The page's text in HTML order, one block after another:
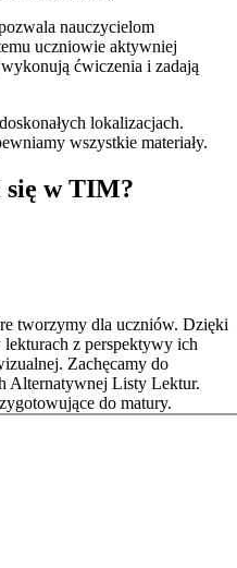
nauczycielom
uczniowie aktywniej
ćwiczenia i zadają
lokalizacjach.
wszystkie materiały.
się w TIM?
tworzymy dla uczniów. Dzięki
z perspektywy ich
Zachęcamy do
Alternatywnej Listy Lektur.
do matury.